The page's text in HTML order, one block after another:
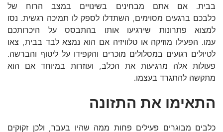
בבית. אם אתם מבחינים בשינויים במצב הרוח של
כלבכם ברגעים מסוימים, השתדלו לספק לו תמיכה רגשית. נסו
למצוא פתרונות שירגיעו אותו בהתבסס על היכרותכם
עמו. הפעילו מוזיקה או טלוויזיה אם הוא נמצא לבד בבית, צאו
לטיולים רגועים במסלולים מוכרים והקפידו על ליטוף והברשה.
פעולות אלה מרגיעות את הכלב, ועוזרות במיוחד אם הוא
מתקשה להתגרד בעצמו.
התאימו את התזונה
כלבים מבוגרים פעילים פחות ממה שהיו בעבר, ולכן זקוקים